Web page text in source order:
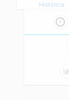
Histórica